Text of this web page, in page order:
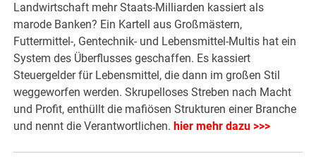
Landwirtschaft mehr Staats-Milliarden kassiert als
marode Banken? Ein Kartell aus Großmästern,
Futtermittel-, Gentechnik- und Lebensmittel-Multis hat ein
System des Überflusses geschaffen. Es kassiert
Steuergelder für Lebensmittel, die dann im großen Stil
weggeworfen werden. Skrupelloses Streben nach Macht
und Profit, enthüllt die mafiösen Strukturen einer Branche
und nennt die Verantwortlichen. hier mehr dazu >>>